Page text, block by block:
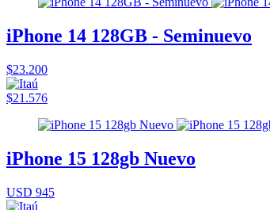
iPhone 14 128GB - Seminuevo
$23.200
$21.576
iPhone 15 128gb Nuevo
USD 945